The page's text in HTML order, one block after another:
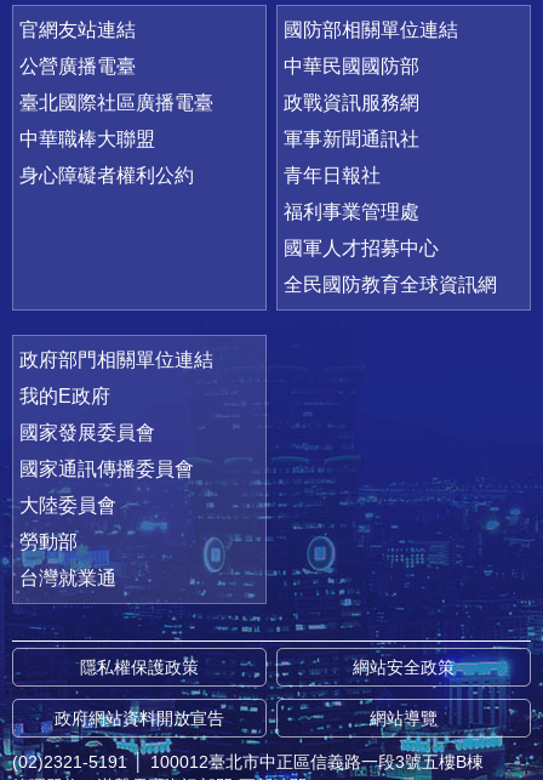
官網友站連結
公營廣播電臺
臺北國際社區廣播電臺
中華職棒大聯盟
身心障礙者權利公約
國防部相關單位連結
中華民國國防部
政戰資訊服務網
軍事新聞通訊社
青年日報社
福利事業管理處
國軍人才招募中心
全民國防教育全球資訊網
政府部門相關單位連結
我的E政府
國家發展委員會
國家通訊傳播委員會
大陸委員會
勞動部
台灣就業通
隱私權保護政策 網站安全政策
政府網站資料開放宣告 網站導覽
(02)2321-5191 │ 100012臺北市中正區信義路一段3號五樓B棟